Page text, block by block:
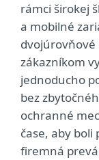
rámci širokej
a mobilné
dvojúrovňové
zákazníkom
jednoducho
bez
ochranné
čase, aby boli
firemná